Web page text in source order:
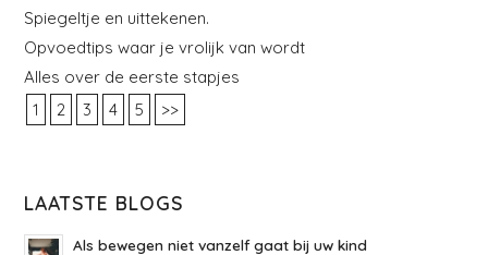
Spiegeltje en uittekenen.
Opvoedtips waar je vrolijk van wordt
Alles over de eerste stapjes
1
2 3 4 5 >>
LAATSTE BLOGS
Als bewegen niet vanzelf gaat bij uw kind